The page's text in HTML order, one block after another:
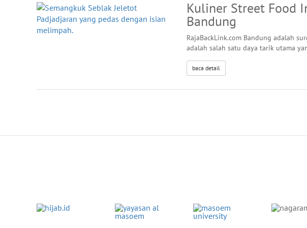
Kuliner Street Food
Bandung
RajaBackLink.com Bandung adalah
adalah salah satu daya tarik utama
baca detail